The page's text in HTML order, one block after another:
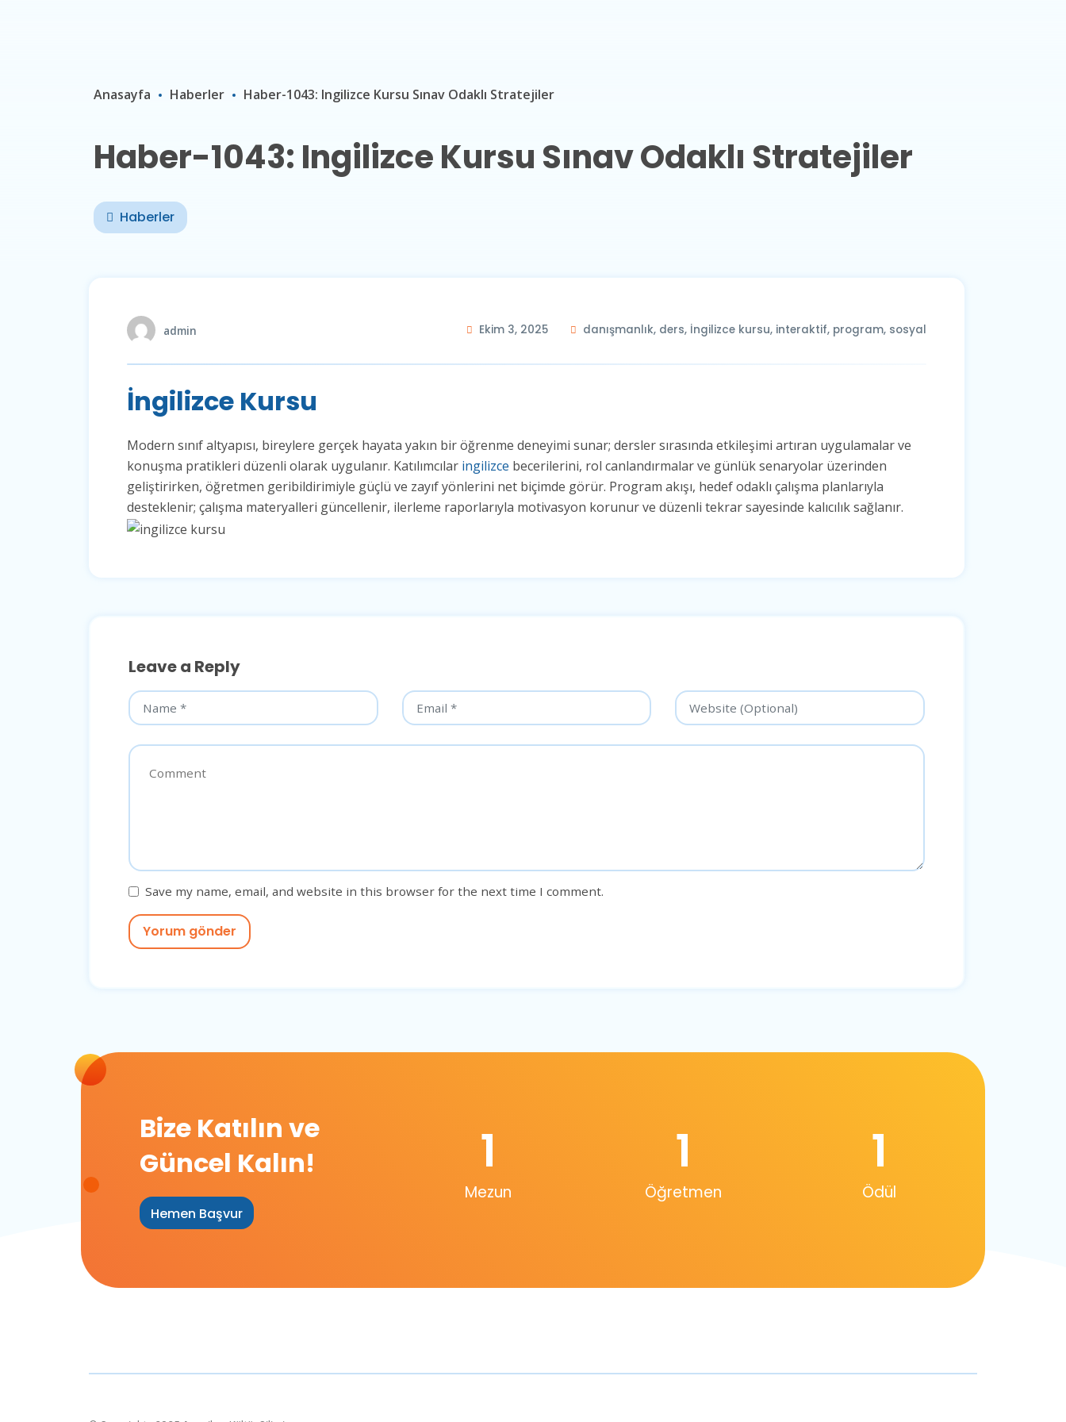
Anasayfa Haberler Haber-1043: Ingilizce Kursu Sınav Odaklı Stratejiler
Haber-1043: Ingilizce Kursu Sınav Odaklı Stratejiler
Haberler
admin Ekim 3, 2025 danışmanlık, ders, İngilizce kursu, interaktif, program, sosyal
İngilizce Kursu
Modern sınıf altyapısı, bireylere gerçek hayata yakın bir öğrenme deneyimi sunar; dersler sırasında etkileşimi artıran uygulamalar ve
konuşma pratikleri düzenli olarak uygulanır. Katılımcılar ingilizce becerilerini, rol canlandırmalar ve günlük senaryolar üzerinden
geliştirirken, öğretmen geribildirimiyle güçlü ve zayıf yönlerini net biçimde görür. Program akışı, hedef odaklı çalışma planlarıyla
desteklenir; çalışma materyalleri güncellenir, ilerleme raporlarıyla motivasyon korunur ve düzenli tekrar sayesinde kalıcılık sağlanır.
Leave a Reply
Save my name, email, and website in this browser for the next time I comment.
Yorum gönder
Bize Katılın ve
Güncel Kalın!
Hemen Başvur
Mezun
1
Öğretmen
1
Ödül
1